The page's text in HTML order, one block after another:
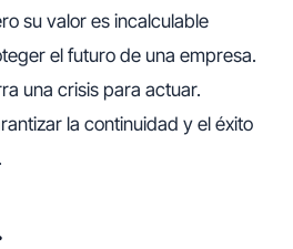
su valor es incalculable
el futuro de una empresa.
una crisis para actuar.
la continuidad y el éxito